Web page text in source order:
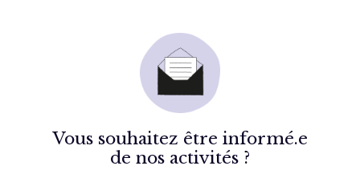
Vous souhaitez être informé.e
de nos activités ?